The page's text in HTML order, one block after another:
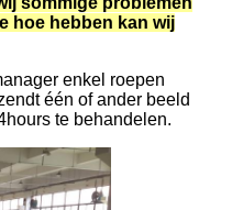
hoe hebben kan wij
enkel roepen
één of ander beeld
te behandelen.